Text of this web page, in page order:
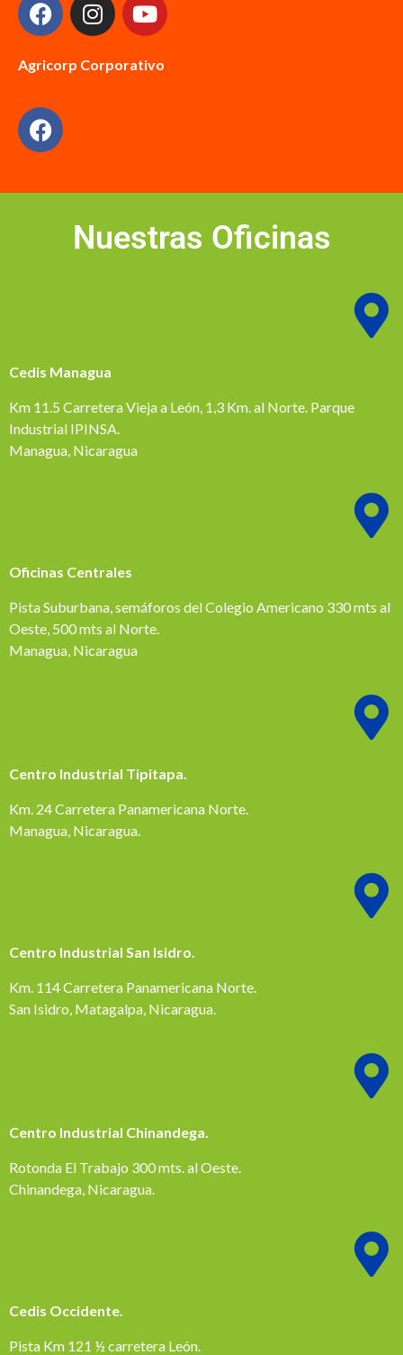
Agricorp Corporativo
Nuestras Oficinas
Cedis Managua
Km 11.5 Carretera Vieja a León, 1,3 Km. al Norte. Parque
Industrial IPINSA.
Managua, Nicaragua
Oficinas Centrales
Pista Suburbana, semáforos del Colegio Americano 330 mts al
Oeste, 500 mts al Norte.
Managua, Nicaragua
Centro Industrial Tipitapa.
Km. 24 Carretera Panamericana Norte.
Managua, Nicaragua.
Centro Industrial San Isidro.
Km. 114 Carretera Panamericana Norte.
San Isidro, Matagalpa, Nicaragua.
Centro Industrial Chinandega.
Rotonda El Trabajo 300 mts. al Oeste.
Chinandega, Nicaragua.
Cedis Occidente.
Pista Km 121 ½ carretera León.